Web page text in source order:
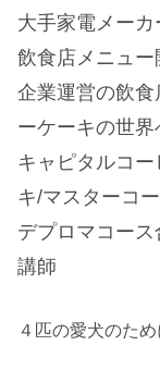
大手家電メー
飲食店メニュ
企業運営の飲
ーケーキの世界
キャピタルコ
キ/マスターコ
デプロマコー
講師
４匹の愛犬のた